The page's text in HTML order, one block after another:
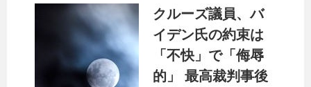
クルーズ議員、バ
イデン氏の約束は
「不快」で「侮辱
的」 最高裁判事後